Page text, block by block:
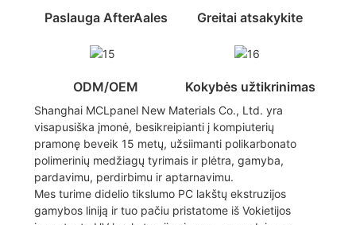
Paslauga AfterAales Greitai atsakykite
ODM/OEM Kokybės užtikrinimas
Shanghai MCLpanel New Materials Co., Ltd. yra
visapusiška įmonė, besikreipianti į kompiuterių
pramonę beveik 15 metų, užsiimanti polikarbonato
polimerinių medžiagų tyrimais ir plėtra, gamyba,
pardavimu, perdirbimu ir aptarnavimu.
Mes turime didelio tikslumo PC lakštų ekstruzijos
gamybos liniją ir tuo pačiu pristatome iš Vokietijos